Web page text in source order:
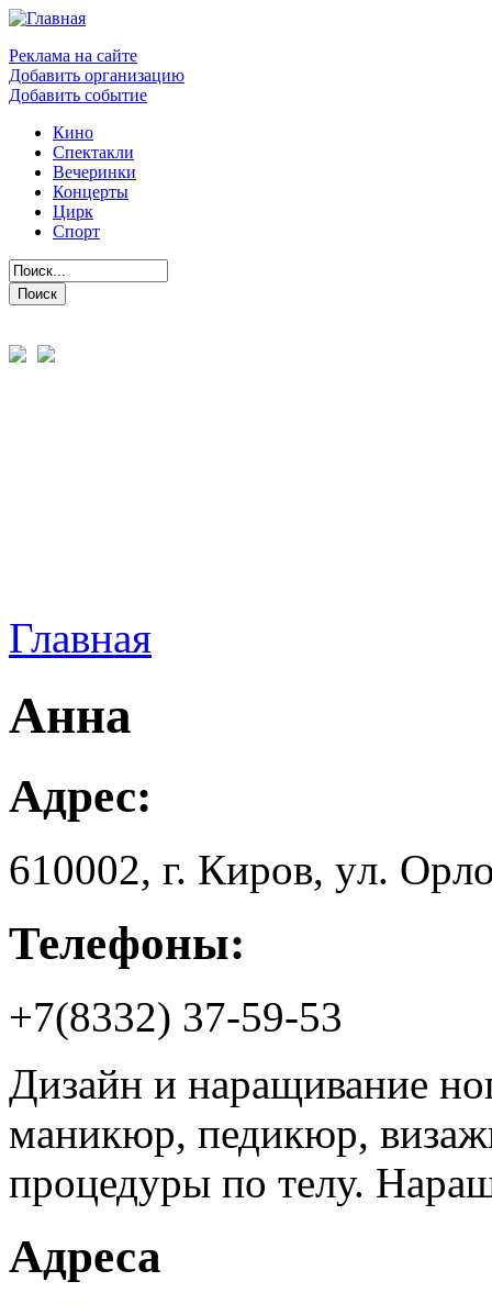
Реклама на сайте
Добавить организацию
Добавить событие
Кино
Спектакли
Вечеринки
Концерты
Цирк
Спорт
Главная
Анна
Адрес:
610002, г. Киров, yл.
Телефоны:
+7(8332) 37-59-53
Дизайн и наращивание
маникюр, педикюр,
процедуры по телу.
Адреса